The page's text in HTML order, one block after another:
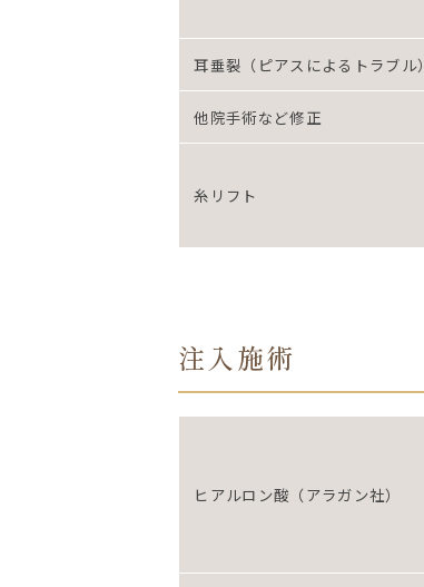
耳垂裂（ピアスによるトラブル）
他院手術など修正
糸リフト
注入施術
ヒアルロン酸（アラガン社）